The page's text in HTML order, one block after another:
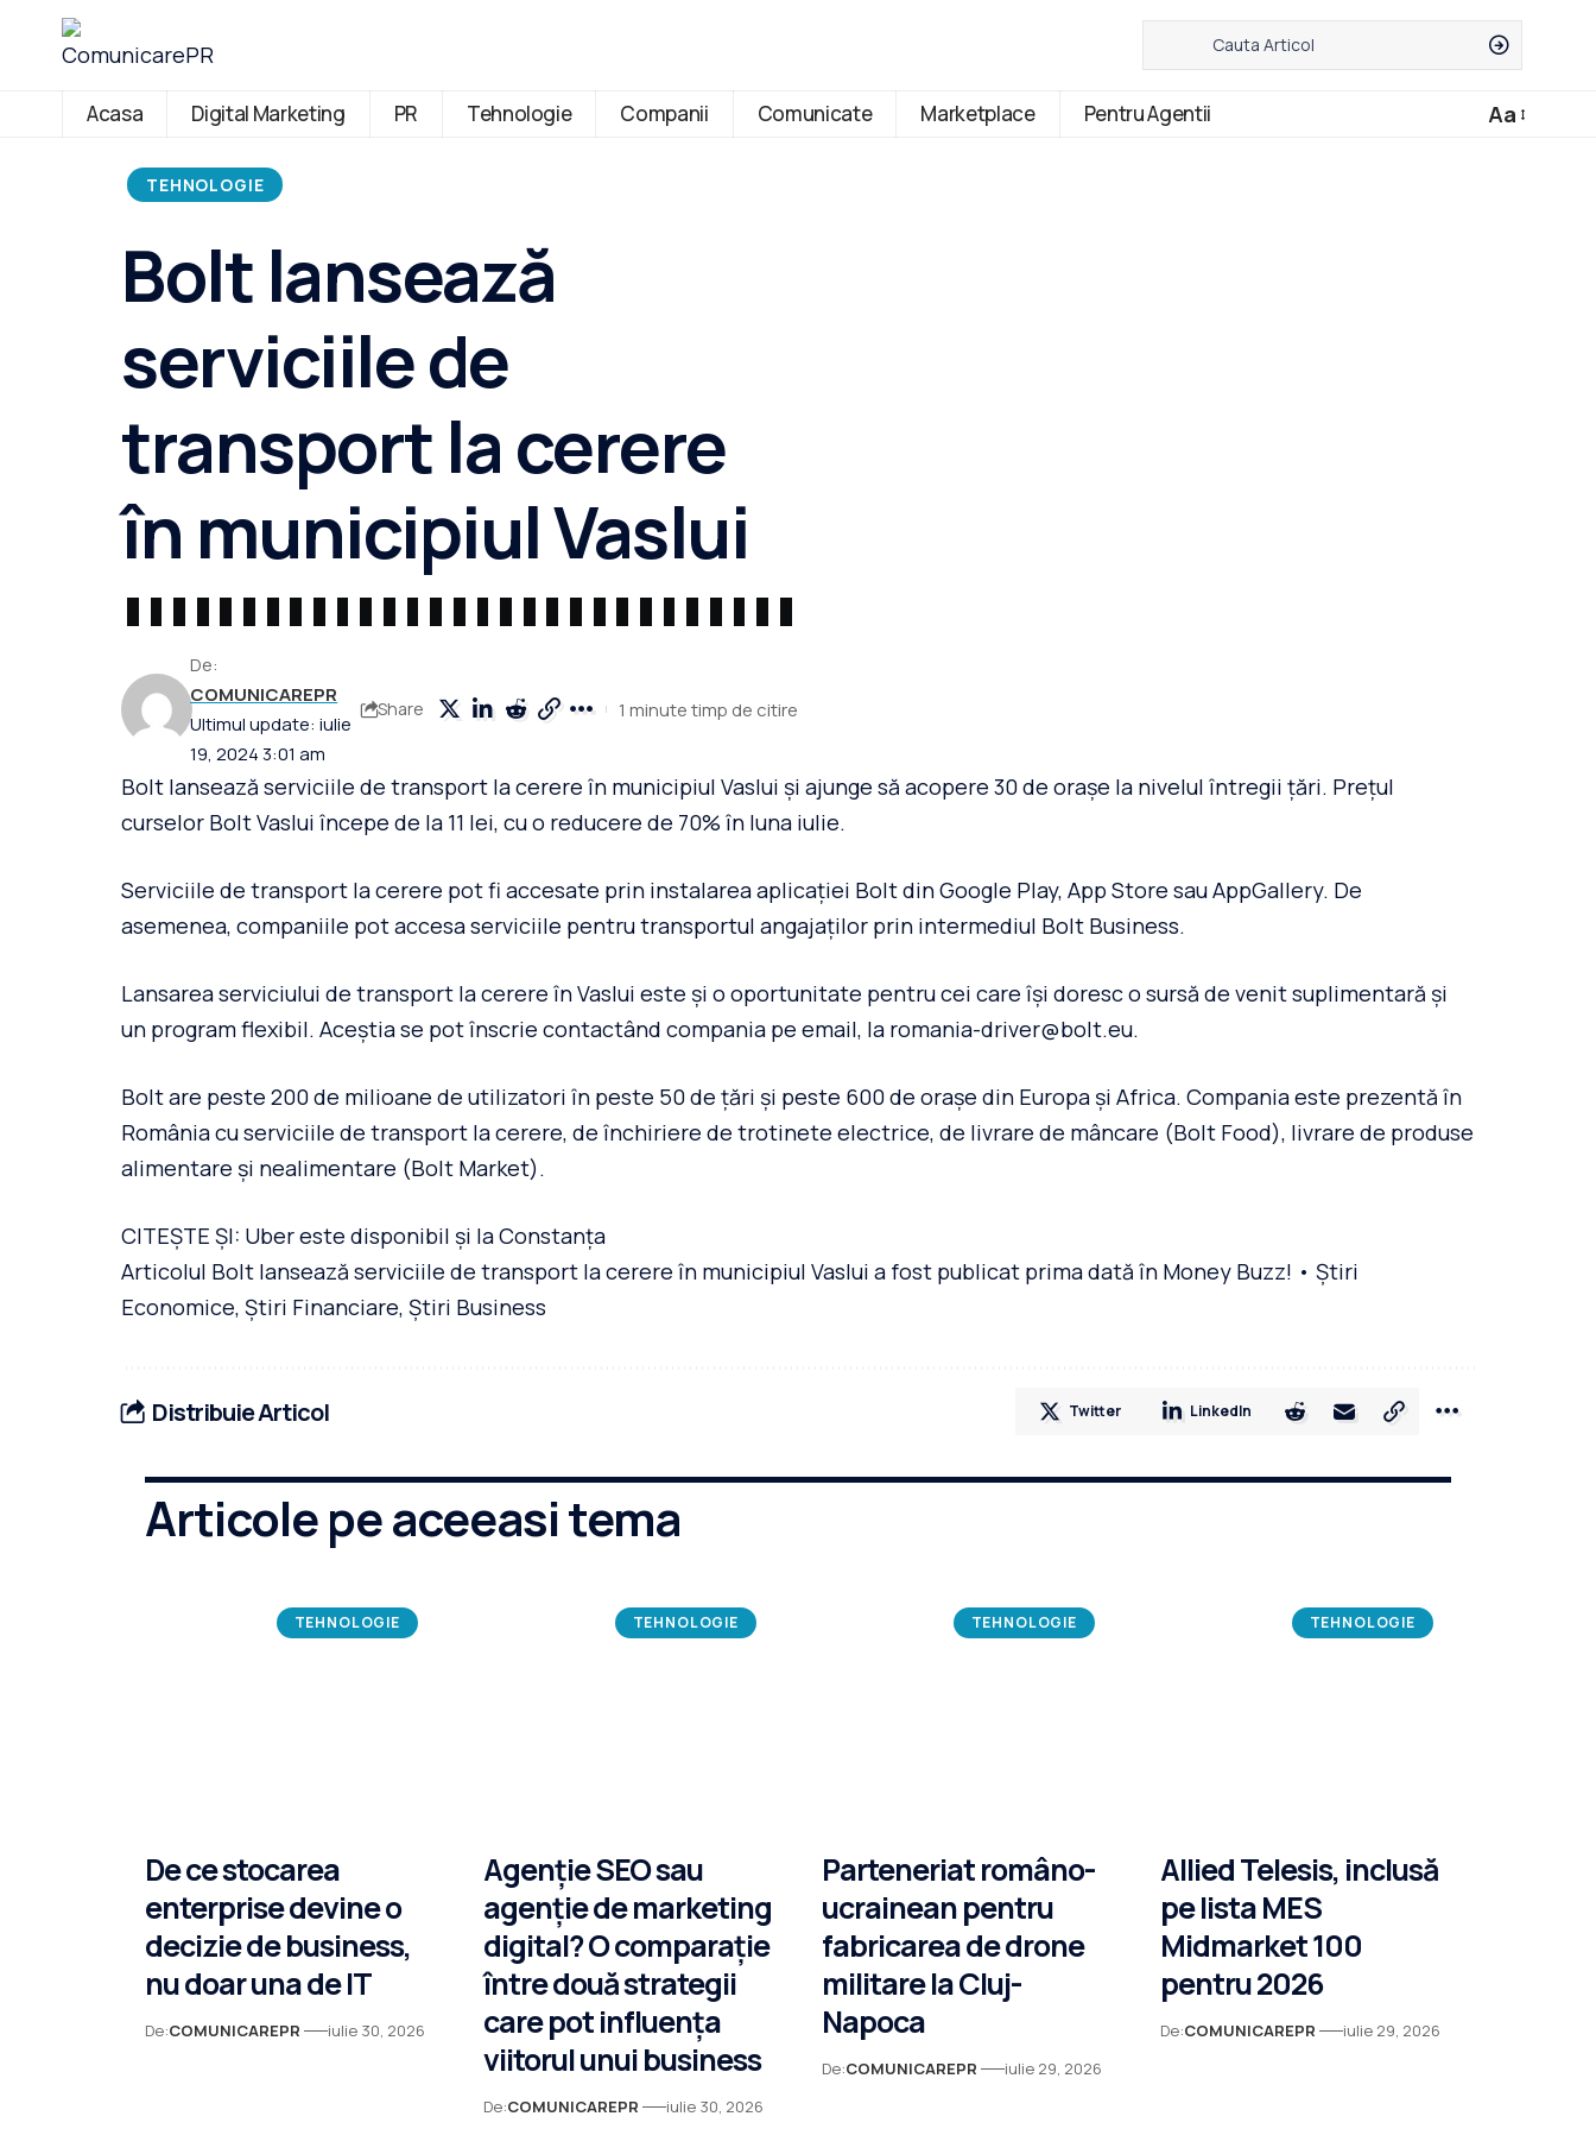
Acasa Digital Marketing PR Tehnologie Companii Comunicate Marketplace Pentru Agentii Aa
TEHNOLOGIE
Bolt lansează
serviciile de
transport la cerere
în municipiul Vaslui
Ultimul update: iulie
19, 2024 3:01 am
De:
COMUNICAREPR
Share 1 minute timp de citire
Bolt lansează serviciile de transport la cerere în municipiul Vaslui și ajunge să acopere 30 de orașe la nivelul întregii țări. Prețul
curselor Bolt Vaslui începe de la 11 lei, cu o reducere de 70% în luna iulie.
Serviciile de transport la cerere pot fi accesate prin instalarea aplicației Bolt din Google Play, App Store sau AppGallery. De
asemenea, companiile pot accesa serviciile pentru transportul angajaților prin intermediul Bolt Business.
Lansarea serviciului de transport la cerere în Vaslui este și o oportunitate pentru cei care își doresc o sursă de venit suplimentară și
un program flexibil. Aceștia se pot înscrie contactând compania pe email, la romania-driver@bolt.eu.
Bolt are peste 200 de milioane de utilizatori în peste 50 de țări și peste 600 de orașe din Europa și Africa. Compania este prezentă în
România cu serviciile de transport la cerere, de închiriere de trotinete electrice, de livrare de mâncare (Bolt Food), livrare de produse
alimentare și nealimentare (Bolt Market).
CITEȘTE ȘI: Uber este disponibil și la Constanța
Articolul Bolt lansează serviciile de transport la cerere în municipiul Vaslui a fost publicat prima dată în Money Buzz! • Știri
Economice, Știri Financiare, Știri Business
Distribuie Articol Twitter LinkedIn
Articole pe aceeasi tema
TEHNOLOGIE
De ce stocarea
enterprise devine o
decizie de business,
nu doar una de IT
De:COMUNICAREPR iulie 30, 2026
TEHNOLOGIE
Agenție SEO sau
agenție de marketing
digital? O comparație
între două strategii
care pot influența
viitorul unui business
De:COMUNICAREPR iulie 30, 2026
TEHNOLOGIE
Parteneriat româno-
ucrainean pentru
fabricarea de drone
militare la Cluj-
Napoca
De:COMUNICAREPR iulie 29, 2026
TEHNOLOGIE
Allied Telesis, inclusă
pe lista MES
Midmarket 100
pentru 2026
De:COMUNICAREPR iulie 29, 2026